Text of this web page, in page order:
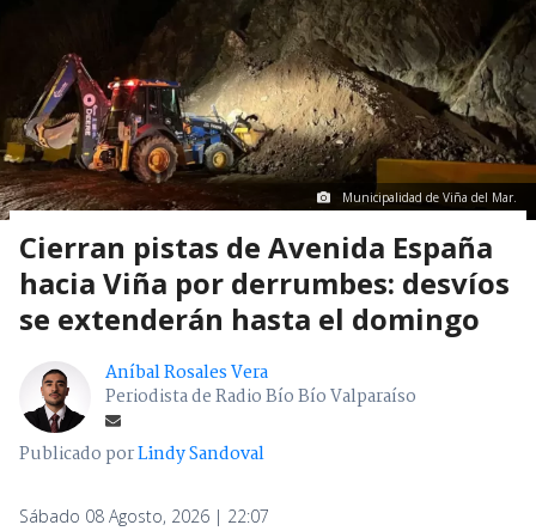
Municipalidad de Viña del Mar.
Cierran pistas de Avenida España
hacia Viña por derrumbes: desvíos
se extenderán hasta el domingo
Aníbal Rosales Vera
Periodista de Radio Bío Bío Valparaíso
Publicado porLindy Sandoval
Sábado 08 Agosto, 2026 | 22:07